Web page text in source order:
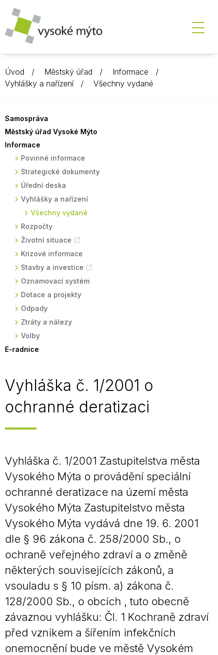
Úvod Městský úřad
Informace
Vyhlášky a nařízení
Všechny vydané
Samospráva
Městský úřad Vysoké Mýto
Informace
Povinné informace
Strategické dokumenty
Úřední deska
Vyhlášky a nařízení
Všechny vydané
Rozpočty
Životní situace
Krizové informace
Stavby a investice
Oznamovací systém
Dotace a projekty
Odpady
Ztráty a nálezy
Volby
E-radnice
Vyhláška č. 1/2001 o
ochranné deratizaci
Vyhláška č. 1/2001 Zastupitelstva města
Vysokého Mýta o provádění speciální
ochranné deratizace na území města
Vysokého Mýta Zastupitelstvo města
Vysokého Mýta vydává dne 19. 6. 2001
dle § 96 zákona č. 258/2000 Sb., o
ochraně veřejného zdraví a o změně
některých souvisejících zákonů, a
vsouladu s § 10 písm. a) zákona č.
128/2000 Sb., o obcích , tuto obecně
závaznou vyhlášku: Čl. 1 Kochraně zdraví
před vznikem a šířením infekčních
onemocnění bude ve městě Vysokém